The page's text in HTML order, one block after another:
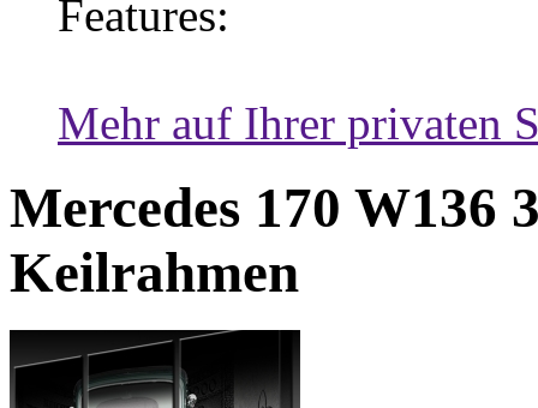
Features:
Mehr auf Ihrer privaten
Mercedes 170
Keilrahmen